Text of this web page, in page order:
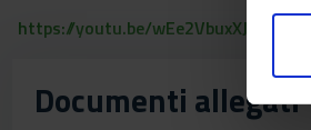
https://youtu.be/wEe2VbuxXJU
Documenti allegati